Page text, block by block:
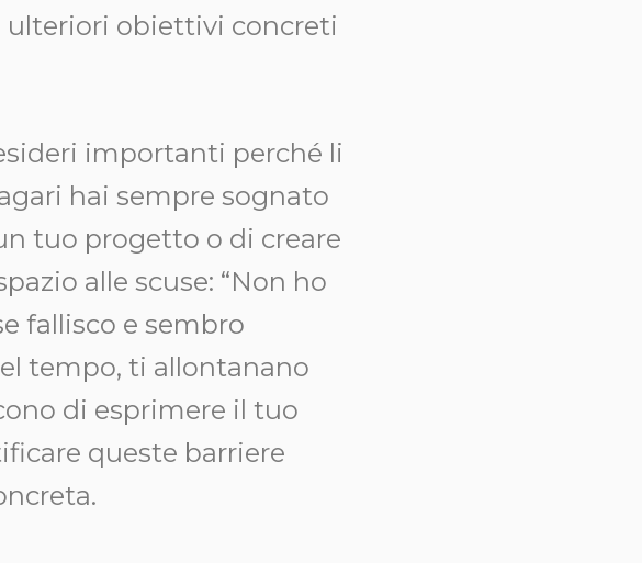
ulteriori obiettivi concreti
importanti perché li
hai sempre sognato
tuo progetto o di creare
alle scuse: “Non ho
fallisco e sembro
tempo, ti allontanano
di esprimere il tuo
queste barriere